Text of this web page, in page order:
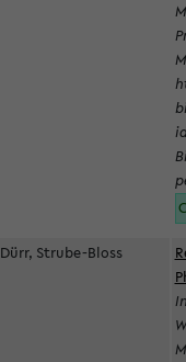
Dürr, Strube-Bloss